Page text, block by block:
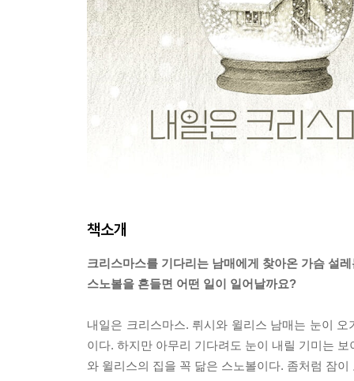
책소개
크리스마스를 기다리는 남매에게 찾아온 가슴 설
스노볼을 흔들면 어떤 일이 일어날까요?
내일은 크리스마스. 뤼시와 윌리스 남매는 눈이
이다. 하지만 아무리 기다려도 눈이 내릴 기미는
와 윌리스의 집을 꼭 닮은 스노볼이다. 좀처럼 잠